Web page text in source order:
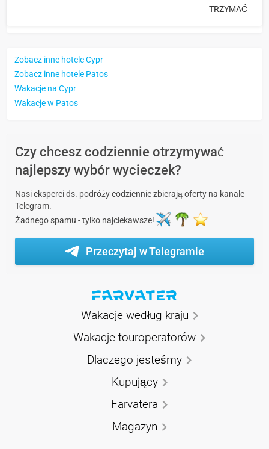
TRZYMAĆ
Zobacz inne hotele Cypr
Zobacz inne hotele Patos
Wakacje na Cypr
Wakacje w Patos
Czy chcesz codziennie otrzymywać
najlepszy wybór wycieczek?
Nasi eksperci ds. podróży codziennie zbierają oferty na kanale
Telegram.
Żadnego spamu - tylko najciekawsze!
Przeczytaj w Telegramie
Wakacje według kraju
Wakacje touroperatorów
Dlaczego jesteśmy
Kupujący
Farvatera
Magazyn